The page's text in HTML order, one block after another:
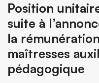
Position
suite à
la
maîtresses
pédagogique